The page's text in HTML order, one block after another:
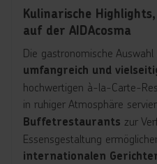
Kulinarische
auf der AIDAcosma
Die gastronomische
umfangreich und
hochwertigen à-la-Carte-
in ruhiger Atmosphäre
Buffetrestaurants zur
Essensgestaltung
internationalen